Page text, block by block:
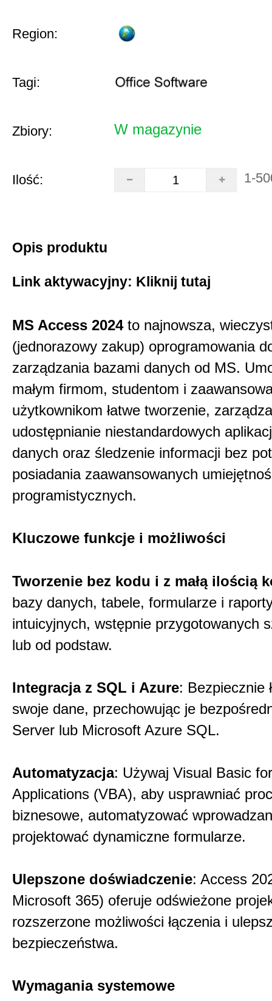
Region:
Tagi:
Zbiory: W magazynie
Ilość: 1-
Opis produktu
Link aktywacyjny: Kliknij tutaj
MS Access 2024to najnowsza,
(jednorazowy zakup) oprogramowania
zarządzania bazami danych od MS.
małym firmom, studentom i
użytkownikom łatwe tworzenie,
udostępnianie niestandardowych
danych oraz śledzenie informacji bez
posiadania zaawansowanych
programistycznych.
Kluczowe funkcje i możliwości
Tworzenie bez kodu i z małą ilością
bazy danych, tabele, formularze i
intuicyjnych, wstępnie przygotowanych
lub od podstaw.
Integracja z SQL i Azure: Bezpiecznie
swoje dane, przechowując je
Server lub Microsoft Azure SQL.
Automatyzacja: Używaj Visual Basic for
Applications (VBA), aby usprawniać
biznesowe, automatyzować
projektować dynamiczne formularze.
Ulepszone doświadczenie: Access
Microsoft 365) oferuje odświeżone
rozszerzone możliwości łączenia i
bezpieczeństwa.
Wymagania systemowe